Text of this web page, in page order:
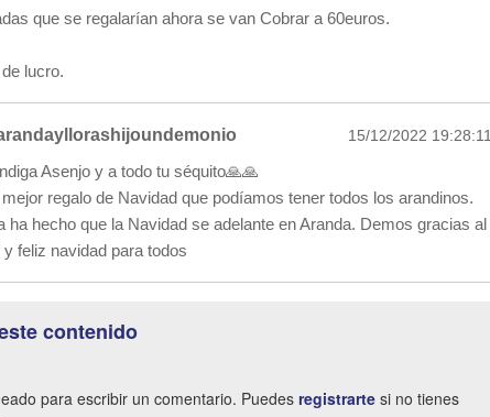
que se regalarían ahora se van Cobrar a 60euros.
lucro.
15/12/2022 19:28:11
Asenjo y a todo tu séquito🙏🙏
regalo de Navidad que podíamos tener todos los arandinos.
ha hecho que la Navidad se adelante en Aranda. Demos gracias al
feliz navidad para todos
contenido
para escribir un comentario. Puedes registrarte si no tienes